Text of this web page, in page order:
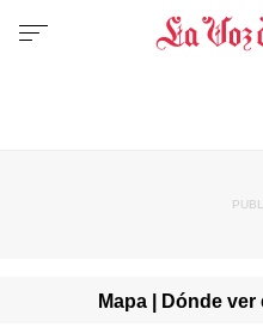
Mapa | Dónde